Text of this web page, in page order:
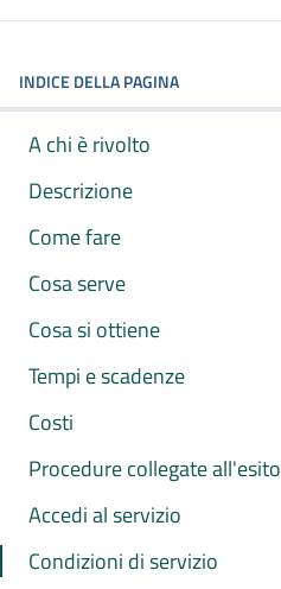
INDICE DELLA PAGINA
A chi è rivolto
Descrizione
Come fare
Cosa serve
Cosa si ottiene
Tempi e scadenze
Costi
Procedure collegate all'esito
Accedi al servizio
Condizioni di servizio